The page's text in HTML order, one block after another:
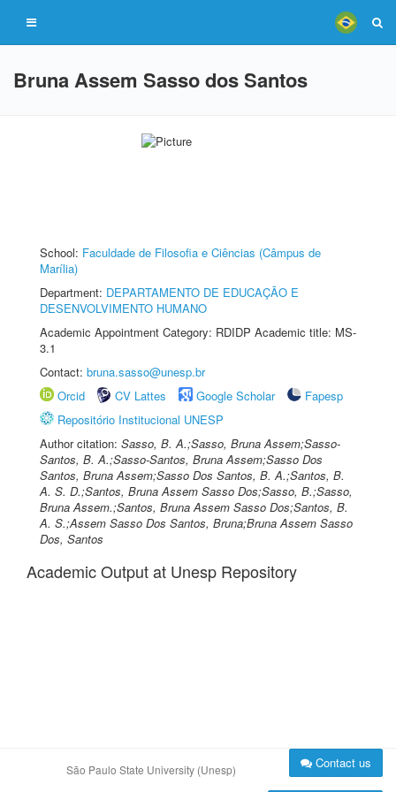
Bruna Assem Sasso dos Santos
School: Faculdade de Filosofia e Ciências (Câmpus de
Marília)
Department: DEPARTAMENTO DE EDUCAÇÃO E
DESENVOLVIMENTO HUMANO
Academic Appointment Category: RDIDP Academic title: MS-
3.1
Contact: bruna.sasso@unesp.br
Orcid
CV Lattes Google Scholar
Fapesp
Repositório Institucional UNESP
Author citation: Sasso, B. A.;Sasso, Bruna Assem;Sasso-
Santos, B. A.;Sasso-Santos, Bruna Assem;Sasso Dos
Santos, Bruna Assem;Sasso Dos Santos, B. A.;Santos, B.
A. S. D.;Santos, Bruna Assem Sasso Dos;Sasso, B.;Sasso,
Bruna Assem.;Santos, Bruna Assem Sasso Dos;Santos, B.
A. S.;Assem Sasso Dos Santos, Bruna;Bruna Assem Sasso
Dos, Santos
Academic Output at Unesp Repository
São Paulo State University (Unesp) Contact us